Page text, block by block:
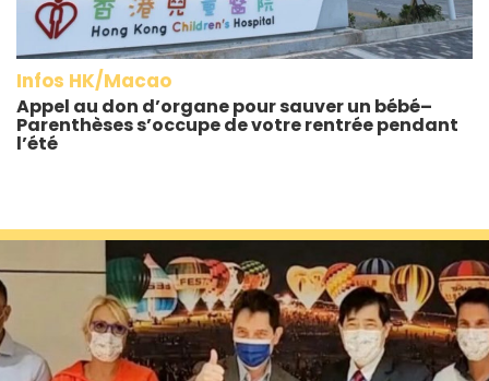
Infos HK/Macao
Appel au don d’organe pour sauver un bébé–
Parenthèses s’occupe de votre rentrée pendant
l’été